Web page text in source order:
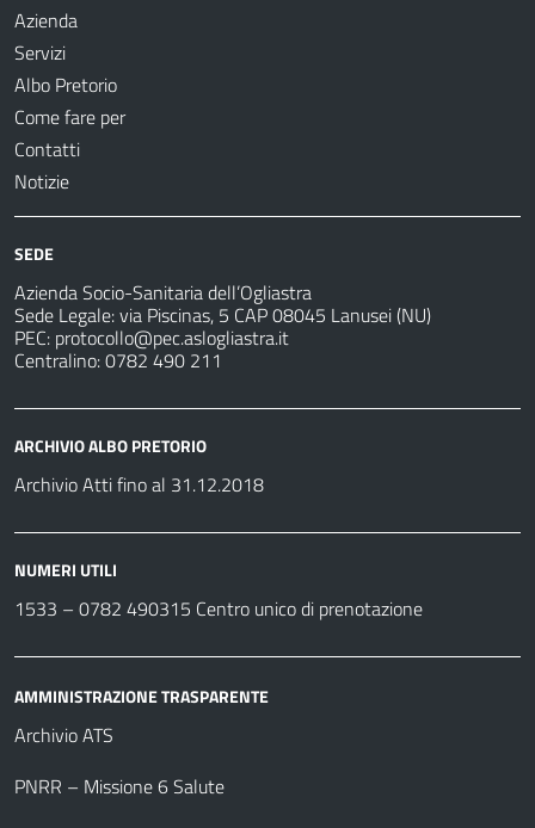
Azienda
Servizi
Albo Pretorio
Come fare per
Contatti
Notizie
SEDE
Azienda Socio-Sanitaria dell’Ogliastra
Sede Legale: via Piscinas, 5 CAP 08045 Lanusei (NU)
PEC: protocollo@pec.aslogliastra.it
Centralino: 0782 490 211
ARCHIVIO ALBO PRETORIO
Archivio Atti fino al 31.12.2018
NUMERI UTILI
1533 – 0782 490315 Centro unico di prenotazione
AMMINISTRAZIONE TRASPARENTE
Archivio ATS
PNRR – Missione 6 Salute